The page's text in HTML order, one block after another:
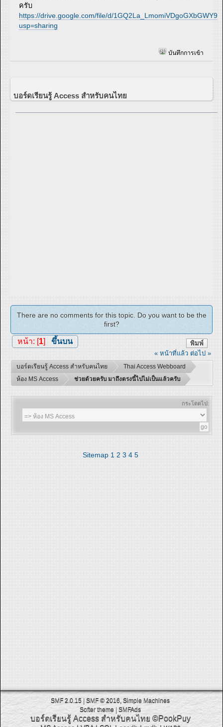
ครับ
https://drive.google.com/file/d/
usp=sharing
บันทึกการเข้า
บอร์ดเรียนรู้ Access สำหรับคนไทย
There are no comments for this topic. Do you want to be the
first?
พิมพ์
หน้า: [ 1] ขึ้นบน
« หน้าที่แล้ว ต่อไป »
บอร์ดเรียนรู้ Access สำหรับคนไทย
Thai Access Webboard
ห้อง MS Access
ช่วยด้วยครับ มาถึงตรงนี้ไปไม่เป็นแล้วครับ
กระโดดไป:
Sitemap 1 2 3 4 5
SMF 2.0.15 SMF © 2016 Simple Machines
Softer theme
SMFAds
บอร์ดเรียนรู้ Access สำหรับคนไทย ©PookPuy